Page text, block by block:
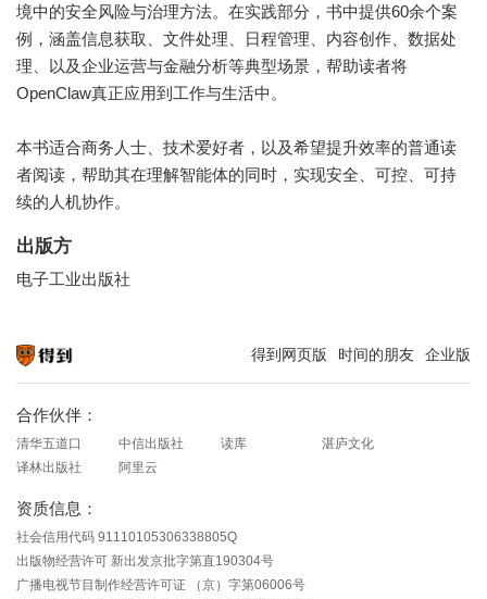
境中的安全风险与治理方法。在实践部分，书中提供60余个案
例，涵盖信息获取、文件处理、日程管理、内容创作、数据处
理、以及企业运营与金融分析等典型场景，帮助读者将
OpenClaw真正应用到工作与生活中。
本书适合商务人士、技术爱好者，以及希望提升效率的普通读
者阅读，帮助其在理解智能体的同时，实现安全、可控、可持
续的人机协作。
出版方
电子工业出版社
得到网页版 时间的朋友 企业版
合作伙伴：
清华五道口 中信出版社 读库
湛庐文化
译林出版社
阿里云
资质信息：
社会信用代码 91110105306338805Q
出版物经营许可 新出发京批字第直190304号
广播电视节目制作经营许可证 （京）字第06006号